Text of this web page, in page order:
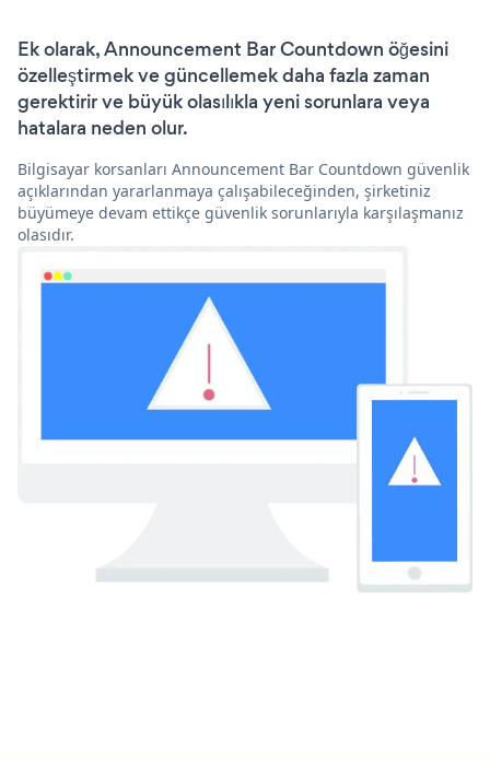
Ek olarak, Announcement Bar Countdown öğesini
özelleştirmek ve güncellemek daha fazla zaman
gerektirir ve büyük olasılıkla yeni sorunlara veya
hatalara neden olur.
Bilgisayar korsanları Announcement Bar Countdown güvenlik
açıklarından yararlanmaya çalışabileceğinden, şirketiniz
büyümeye devam ettikçe güvenlik sorunlarıyla karşılaşmanız
olasıdır.